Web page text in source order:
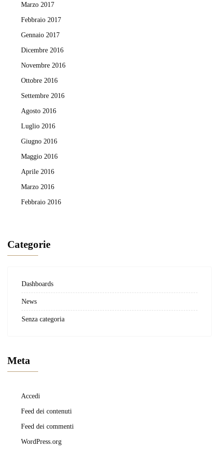
Marzo 2017
Febbraio 2017
Gennaio 2017
Dicembre 2016
Novembre 2016
Ottobre 2016
Settembre 2016
Agosto 2016
Luglio 2016
Giugno 2016
Maggio 2016
Aprile 2016
Marzo 2016
Febbraio 2016
Categorie
Dashboards
News
Senza categoria
Meta
Accedi
Feed dei contenuti
Feed dei commenti
WordPress.org